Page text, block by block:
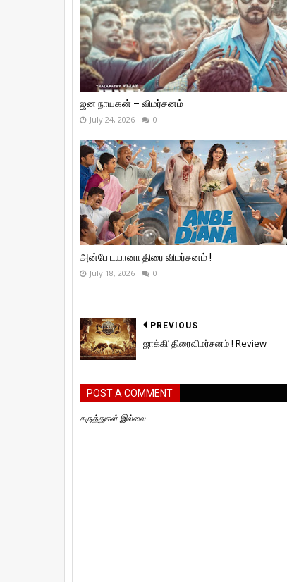
ஜன நாயகன் – விமர்சனம்
July 24, 2026 0
அன்பே டயானா திரை விமர்சனம் !
July 18, 2026 0
PREVIOUS
ஜாக்கி’ திரைவிமர்சனம் ! Review
POST A COMMENT
கருத்துகள் இல்லை